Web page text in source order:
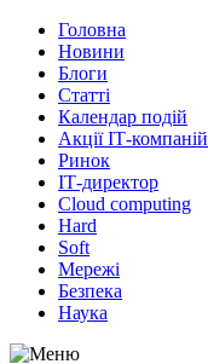
Головна
Новини
Блоги
Статті
Календар подій
Акції ІТ-компаній
Ринок
ІТ-директор
Cloud computing
Hard
Soft
Мережі
Безпека
Наука